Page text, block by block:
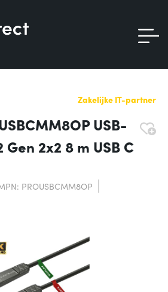
Zakelijke IT-partner
USB-
Gen 2x2 8 m USB C
PROUSBCMM8OP